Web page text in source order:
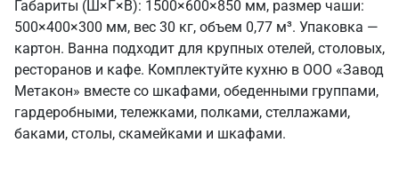
Габариты (Ш×Г×В): 1500×600×850 мм, размер чаши:
500×400×300 мм, вес 30 кг, объем 0,77 м³. Упаковка —
картон. Ванна подходит для крупных отелей, столовых,
ресторанов и кафе. Комплектуйте кухню в ООО «Завод
Метакон» вместе со шкафами, обеденными группами,
гардеробными, тележками, полками, стеллажами,
баками, столы, скамейками и шкафами.